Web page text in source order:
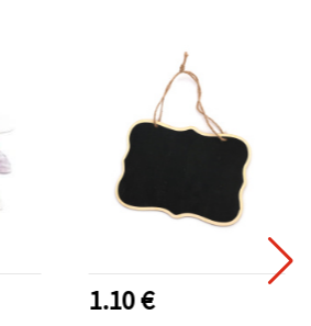
1.10 €